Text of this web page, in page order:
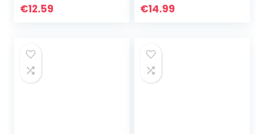
Nageldoekjes
€12.59 €14.99